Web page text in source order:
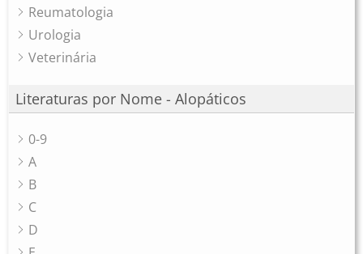
Reumatologia
Urologia
Veterinária
Literaturas por Nome - Alopáticos
0-9
A
B
C
D